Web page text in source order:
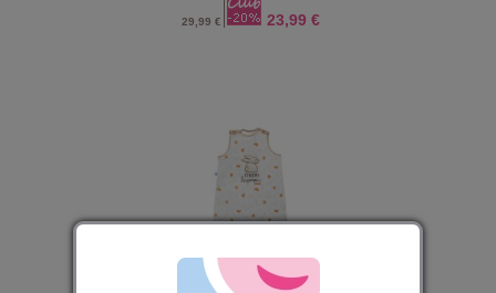
29,99 € 23,99 €